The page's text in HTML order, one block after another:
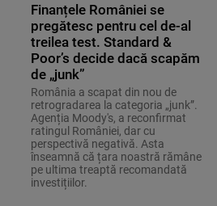
Finanțele României se
pregătesc pentru cel de-al
treilea test. Standard &
Poor’s decide dacă scapăm
de „junk”
România a scapat din nou de
retrogradarea la categoria „junk”.
Agenția Moody's, a reconfirmat
ratingul României, dar cu
perspectivă negativă. Asta
înseamnă că țara noastră rămâne
pe ultima treaptă recomandată
investițiilor.